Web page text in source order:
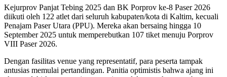
Kejurprov Panjat Tebing 2025 dan BK Porprov ke-8 Paser 2026
diikuti oleh 122 atlet dari seluruh kabupaten/kota di Kaltim, kecuali
Penajam Paser Utara (PPU). Mereka akan bersaing hingga 10
September 2025 untuk memperebutkan 107 tiket menuju Porprov
VIII Paser 2026.
Dengan fasilitas venue yang representatif, para peserta tampak
antusias memulai pertandingan. Panitia optimistis bahwa ajang ini